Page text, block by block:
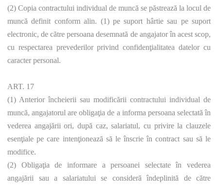
(2) Copia contractului individual de muncă se păstrează la locul de
muncă definit conform alin. (1) pe suport hârtie sau pe suport
electronic, de către persoana desemnată de angajator în acest scop,
cu respectarea prevederilor privind confidenţialitatea datelor cu
caracter personal.
ART. 17
(1) Anterior încheierii sau modificării contractului individual de
muncă, angajatorul are obligaţia de a informa persoana selectată în
vederea angajării ori, după caz, salariatul, cu privire la clauzele
esenţiale pe care intenţionează să le înscrie în contract sau să le
modifice.
(2) Obligaţia de informare a persoanei selectate în vederea
angajării sau a salariatului se consideră îndeplinită de către